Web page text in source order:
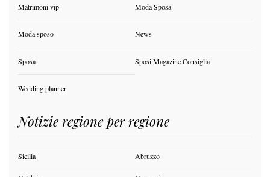
Matrimoni vip Moda Sposa
Moda sposo News
Sposa Sposi Magazine Consiglia
Wedding planner
Notizie regione per regione
Sicilia Abruzzo